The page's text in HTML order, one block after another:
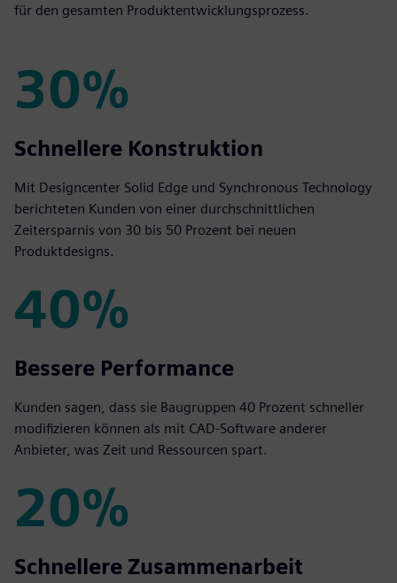
für den gesamten Produktentwicklungsprozess.
30%
30%
Schnellere Konstruktion
Mit Designcenter Solid Edge und Synchronous Technology
berichteten Kunden von einer durchschnittlichen
Zeitersparnis von 30 bis 50 Prozent bei neuen
Produktdesigns.
40%
40%
Bessere Performance
Kunden sagen, dass sie Baugruppen 40 Prozent schneller
modifizieren können als mit CAD-Software anderer
Anbieter, was Zeit und Ressourcen spart.
20%
20%
Schnellere Zusammenarbeit